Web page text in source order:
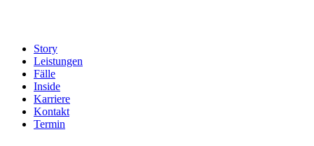
Story
Leistungen
Fälle
Inside
Karriere
Kontakt
Termin